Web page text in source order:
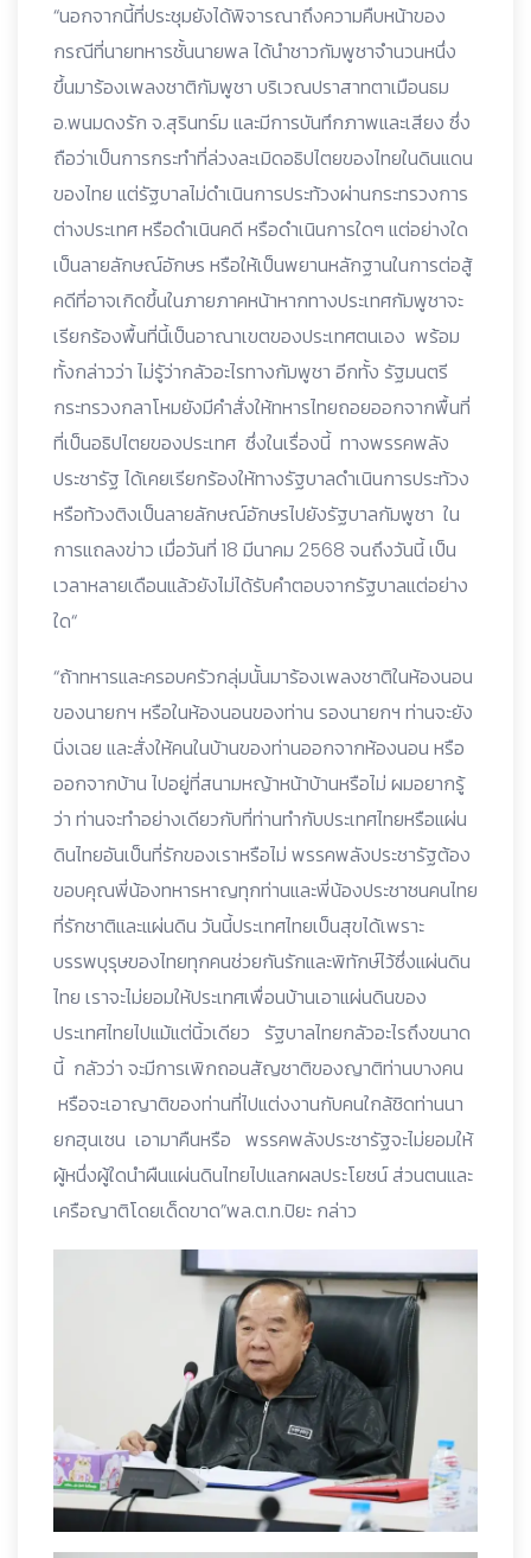
“นอกจากนี้ที่ประชุมยังได้พิจารณาถึงความคืบหน้าของ
กรณีที่นายทหารชั้นนายพล ได้นำชาวกัมพูชาจำนวนหนึ่ง
ขึ้นมาร้องเพลงชาติกัมพูชา บริเวณปราสาทตาเมือนธม
อ.พนมดงรัก จ.สุรินทร์ม และมีการบันทึกภาพและเสียง ซึ่ง
ถือว่าเป็นการกระทำที่ล่วงละเมิดอธิปไตยของไทยในดินแดน
ของไทย แต่รัฐบาลไม่ดำเนินการประท้วงผ่านกระทรวงการ
ต่างประเทศ หรือดำเนินคดี หรือดำเนินการใดๆ แต่อย่างใด
เป็นลายลักษณ์อักษร หรือให้เป็นพยานหลักฐานในการต่อสู้
คดีที่อาจเกิดขึ้นในภายภาคหน้าหากทางประเทศกัมพูชาจะ
เรียกร้องพื้นที่นี้เป็นอาณาเขตของประเทศตนเอง พร้อม
ทั้งกล่าวว่า ไม่รูัว่ากลัวอะไรทางกัมพูชา อีกทั้ง รัฐมนตรี
กระทรวงกลาโหมยังมีคำสั่งให้ทหารไทยถอยออกจากพื้นที่
ที่เป็นอธิปไตยของประเทศ ซึ่งในเรื่องนี้ ทางพรรคพลัง
ประชารัฐ ได้เคยเรียกร้องให้ทางรัฐบาลดำเนินการประท้วง
หรือท้วงติงเป็นลายลักษณ์อักษรไปยังรัฐบาลกัมพูชา ใน
การแถลงข่าว เมื่อวันที่ 18 มีนาคม 2568 จนถึงวันนี้ เป็น
เวลาหลายเดือนแล้วยังไม่ได้รับคำตอบจากรัฐบาลแต่อย่าง
ใด“
“ถ้าทหารและครอบครัวกลุ่มนั้นมาร้องเพลงชาติในห้องนอน
ของนายกฯ หรือในห้องนอนของท่าน รองนายกฯ ท่านจะยัง
นิ่งเฉย และสั่งให้คนในบ้านของท่านออกจากห้องนอน หรือ
ออกจากบ้าน ไปอยู่ที่สนามหญ้าหน้าบ้านหรือไม่ ผมอยากรู้
ว่า ท่านจะทำอย่างเดียวกับที่ท่านทำกับประเทศไทยหรือแผ่น
ดินไทยอันเป็นที่รักของเราหรือไม่ พรรคพลังประชารัฐต้อง
ขอบคุณพี่น้องทหารหาญทุกท่านและพี่น้องประชาชนคนไทย
ที่รักชาติและแผ่นดิน วันนี้ประเทศไทยเป็นสุขได้เพราะ
บรรพบุรุษของไทยทุกคนช่วยกันรักและพิทักษ์ไว้ซึ่งแผ่นดิน
ไทย เราจะไม่ยอมให้ประเทศเพื่อนบ้านเอาแผ่นดินของ
ประเทศไทยไปแม้แต่นิ้วเดียว รัฐบาลไทยกลัวอะไรถึงขนาด
นี้ กลัวว่า จะมีการเพิกถอนสัญชาติของญาติท่านบางคน
หรือจะเอาญาติของท่านที่ไปแต่งงานกับคนใกล้ชิดท่านนา
ยกฮุนเซน เอามาคืนหรือ พรรคพลังประชารัฐจะไม่ยอมให้
ผู้หนึ่งผู้ใดนำผืนแผ่นดินไทยไปแลกผลประโยชน์ ส่วนตนและ
เครือญาติโดยเด็ดขาด”พล.ต.ท.ปิยะ กล่าว